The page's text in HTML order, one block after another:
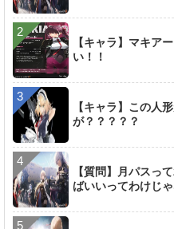
【キャラ】マキア
い！！
【キャラ】この人
が？？？？？
【質問】月パスっ
ばいいってわけじ